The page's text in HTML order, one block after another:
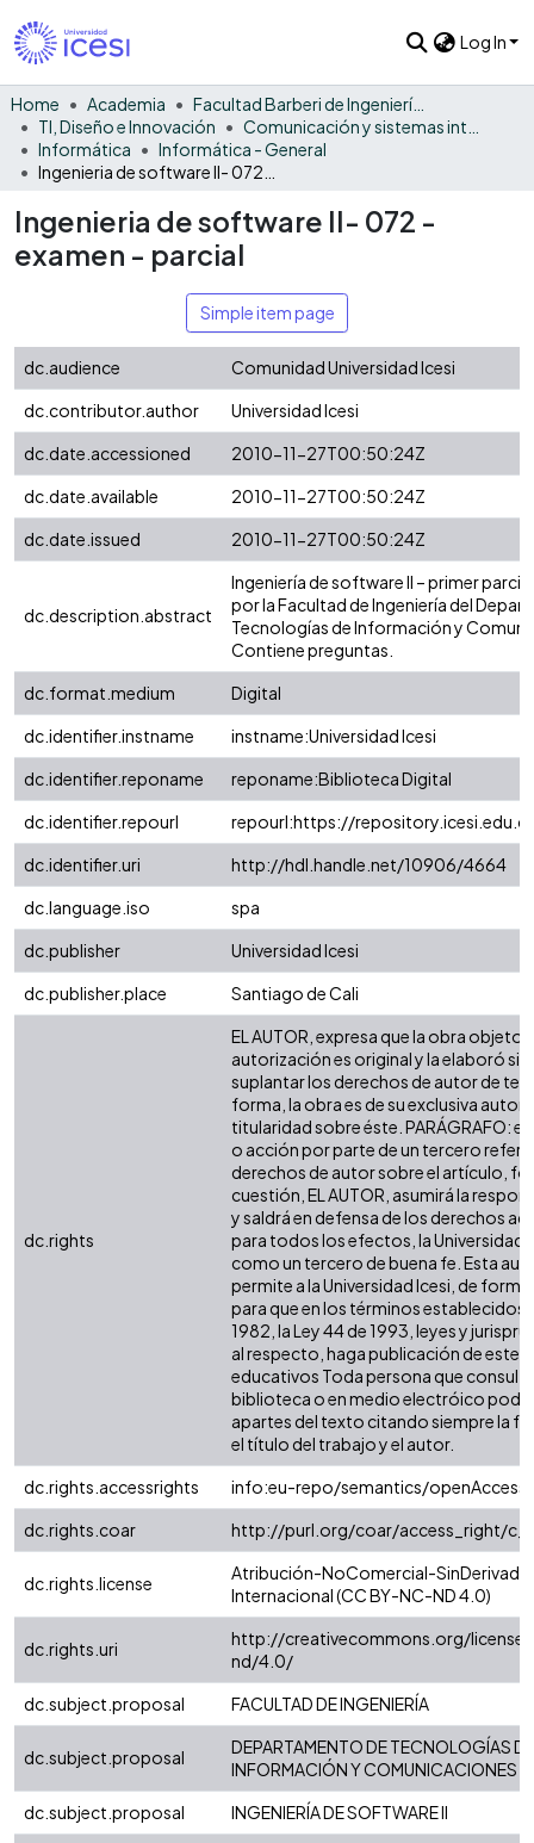
Log In
Home Academia
Facultad Barberi de Ingeniería, Diseño y Ciencias Aplicadas
TI, Diseño e Innovación
Informática
Informática - General
Ingenieria de software II- 072 -
examen - parcial
Simple item page
dc.audience
Comunidad Universidad Icesi
dc.contributor.author
Universidad Icesi
dc.date.accessioned
2010-11-27T00:50:24Z
dc.date.available
2010-11-27T00:50:24Z
dc.date.issued
2010-11-27T00:50:24Z
dc.description.abstract
Ingeniería de software II – primer
por la Facultad de Ingeniería del
Tecnologías de Información y
Contiene preguntas.
dc.format.medium
Digital
dc.identifier.instname
instname:Universidad Icesi
dc.identifier.reponame
reponame:Biblioteca Digital
dc.identifier.repourl
repourl:https://
dc.identifier.uri
http://hdl.handle.net/10906/4664
dc.language.iso
spa
dc.publisher
Universidad Icesi
dc.publisher.place
Santiago de Cali
dc.rights
EL AUTOR, expresa que la obra objeto
autorización es original y la elaboró
suplantar los derechos de autor de
forma, la obra es de su exclusiva
titularidad sobre éste. PARÁGRAFO:
o acción por parte de un tercero
derechos de autor sobre el artículo,
cuestión, EL AUTOR, asumirá la
y saldrá en defensa de los derechos
para todos los efectos, la Universidad
como un tercero de buena fe. Esta
permite a la Universidad Icesi, de
para que en los términos establecidos
1982, la Ley 44 de 1993, leyes y
al respecto, haga publicación de este
educativos Toda persona que consulte
biblioteca o en medio electróico
apartes del texto citando siempre la
el título del trabajo y el autor.
dc.rights.accessrights
info:eu-repo/semantics/openAccess
dc.rights.coar
http://purl.org/coar/access_right/
dc.rights.license
Atribución-NoComercial-
Internacional (CC BY-NC-ND 4.0)
dc.rights.uri
http://creativecommons.org/
nd/4.0/
dc.subject.proposal
FACULTAD DE INGENIERÍA
dc.subject.proposal
DEPARTAMENTO DE TECNOLOGÍAS DE
INFORMACIÓN Y COMUNICACIONES
dc.subject.proposal
INGENIERÍA DE SOFTWARE II